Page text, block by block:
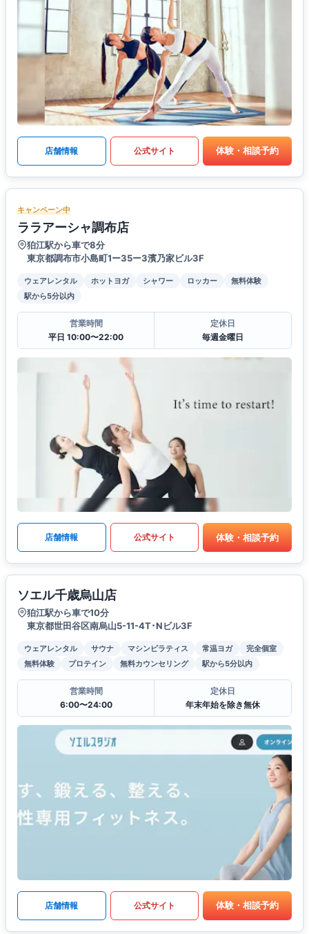
店舗情報 公式サイト 体験・相談予約
キャンペーン中
ララアーシャ調布店
狛江駅から車で8分
東京都調布市小島町1ー35ー3濱乃家ビル3F
ウェアレンタル ホットヨガ シャワー ロッカー
無料体験
駅から5分以内
営業時間
平日 10:00〜22:00
定休日
毎週金曜日
店舗情報 公式サイト 体験・相談予約
ソエル千歳烏山店
狛江駅から車で10分
東京都世田谷区南烏山5-11-4T･Nビル3F
ウェアレンタル サウナ マシンピラティス 常温ヨガ
完全個室
無料体験
プロテイン 無料カウンセリング 駅から5分以内
営業時間
6:00〜24:00
定休日
年末年始を除き無休
店舗情報 公式サイト 体験・相談予約